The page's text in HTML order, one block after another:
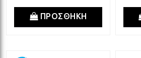
ΠΡΟΣΘΗΚΗ